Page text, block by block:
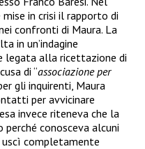
in crisi il rapporto di
confronti di Maura. La
in un’indagine
legata alla ricettazione di
di “associazione per
gli inquirenti, Maura
per avvicinare
invece riteneva che la
conosceva alcuni
uscì completamente